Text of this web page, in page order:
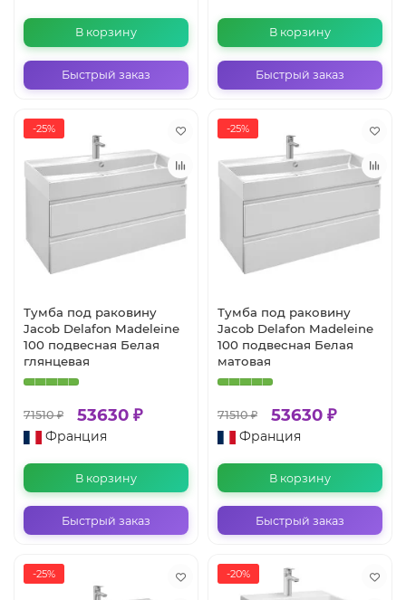
В корзину
Быстрый заказ
В корзину
Быстрый заказ
-25%
Тумба под раковину
Jacob Delafon Madeleine
100 подвесная Белая
глянцевая
71510 ₽ 53630 ₽
Франция
В корзину
Быстрый заказ
-25%
Тумба под раковину
Jacob Delafon Madeleine
100 подвесная Белая
матовая
71510 ₽ 53630 ₽
Франция
В корзину
Быстрый заказ
-25% -20%